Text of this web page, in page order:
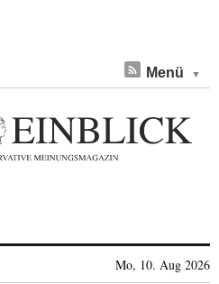
Menü
Mo, 10. Aug 2026